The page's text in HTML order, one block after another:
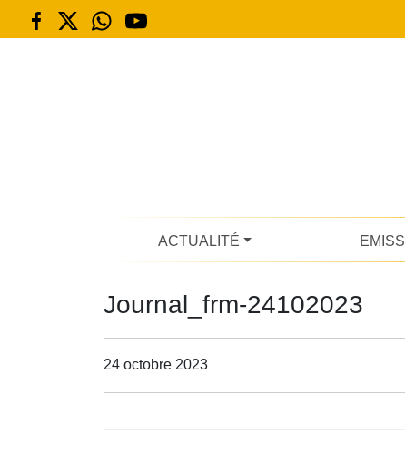
ACTUALITÉ
Journal_frm-24102023
24 octobre 2023